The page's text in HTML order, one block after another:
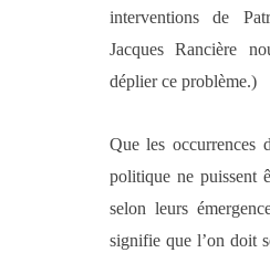
interventions de
Jacques Rancière
déplier ce problème.)
Que les occurrences
politique ne puissent
selon leurs
signifie que l’on doit